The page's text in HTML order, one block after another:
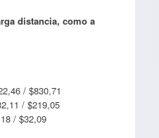
distancia, como a
/ $830,71
/ $219,05
/ $32,09